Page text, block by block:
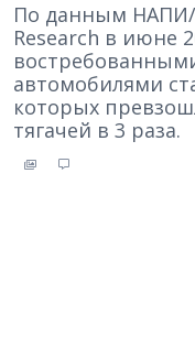
По данным НАПИ/
Research в июне
автомобилями
которых
тягачей в 3 раза.